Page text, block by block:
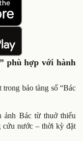
phù hợp với hành
bảo tàng số “Bác
ảnh Bác từ thuở thiếu
cứu nước – thời kỳ đặt